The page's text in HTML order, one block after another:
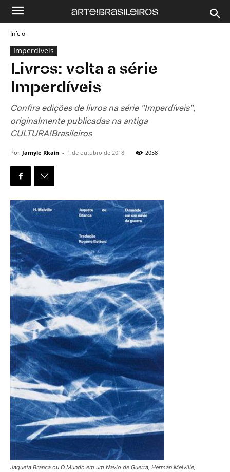
Início
Imperdíveis
Livros: volta a série
Imperdíveis
Confira edições de livros na série "Imperdíveis",
originalmente publicadas na antiga
CULTURA!Brasileiros
Por Jamyle Rkain - 1 de outubro de 2018 2058
Jaqueta Branca ou O Mundo em um Navio de Guerra, Herman Melville,